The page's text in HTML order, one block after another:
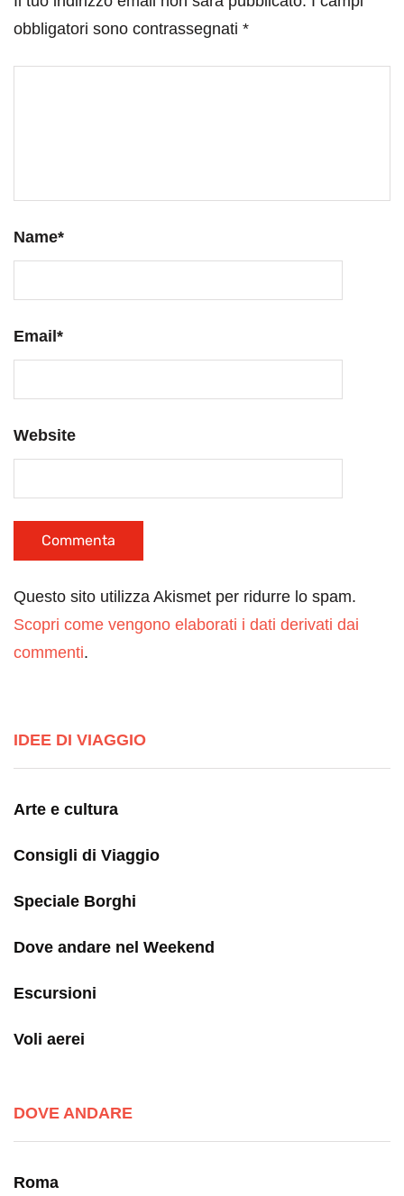
obbligatori sono contrassegnati *
Name*
Email *
Website
Questo sito utilizza Akismet per ridurre lo spam.
Scopri come vengono elaborati i dati derivati dai
commenti.
IDEE DI VIAGGIO
Arte e cultura
Consigli di Viaggio
Speciale Borghi
Dove andare nel Weekend
Escursioni
Voli aerei
DOVE ANDARE
Roma